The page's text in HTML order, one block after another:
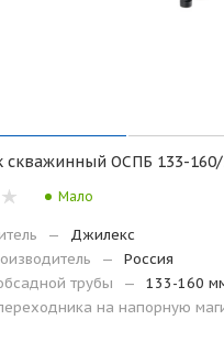
скважинный ОСПБ 133-160/
Мало
—
Джилекс
—
Россия
трубы
—
133-160
на напорную